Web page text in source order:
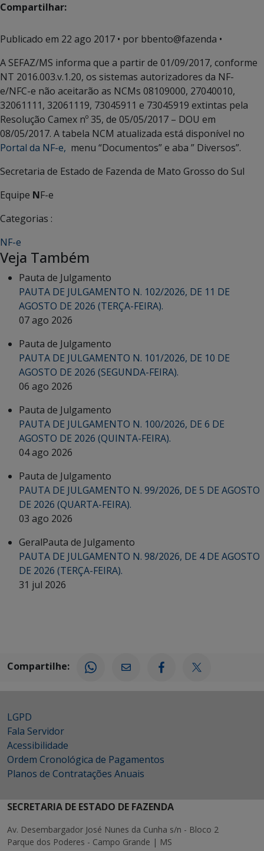
Compartilhar:
Publicado em 22 ago 2017 • por bbento@fazenda •
A SEFAZ/MS informa que a partir de 01/09/2017, conforme
NT 2016.003.v.1.20, os sistemas autorizadores da NF-
e/NFC-e não aceitarão as NCMs 08109000, 27040010,
32061111, 32061119, 73045911 e 73045919 extintas pela
Resolução Camex nº 35, de 05/05/2017 – DOU em
08/05/2017. A tabela NCM atualizada está disponível no
Portal da NF-e, menu “Documentos” e aba ” Diversos”.
Secretaria de Estado de Fazenda de Mato Grosso do Sul
Equipe NF-e
Categorias :
NF-e
Veja Também
Pauta de Julgamento
PAUTA DE JULGAMENTO N. 102/2026, DE 11 DE
AGOSTO DE 2026 (TERÇA-FEIRA).
07 ago 2026
Pauta de Julgamento
PAUTA DE JULGAMENTO N. 101/2026, DE 10 DE
AGOSTO DE 2026 (SEGUNDA-FEIRA).
06 ago 2026
Pauta de Julgamento
PAUTA DE JULGAMENTO N. 100/2026, DE 6 DE
AGOSTO DE 2026 (QUINTA-FEIRA).
04 ago 2026
Pauta de Julgamento
PAUTA DE JULGAMENTO N. 99/2026, DE 5 DE AGOSTO
DE 2026 (QUARTA-FEIRA).
03 ago 2026
GeralPauta de Julgamento
PAUTA DE JULGAMENTO N. 98/2026, DE 4 DE AGOSTO
DE 2026 (TERÇA-FEIRA).
31 jul 2026
Compartilhe:
LGPD
Fala Servidor
Acessibilidade
Ordem Cronológica de Pagamentos
Planos de Contratações Anuais
SECRETARIA DE ESTADO DE FAZENDA
Av. Desembargador José Nunes da Cunha s/n - Bloco 2
Parque dos Poderes - Campo Grande | MS